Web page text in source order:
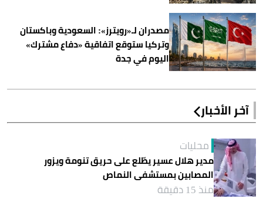
مصدران لـ«رويترز»: السعودية وباكستان
وتركيا ستوقع اتفاقية «دفاع مشترك»
اليوم في جدة
آخر الأخبار
محليات
مدير هلال عسير يطّلع على حريق تنومة ويزور
المصابين بمستشفى النماص
منذ 15 دقيقة